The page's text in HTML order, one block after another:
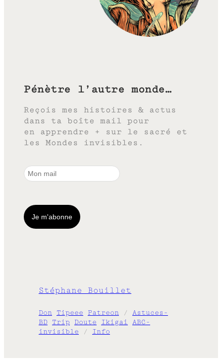
Pénètre l’autre monde…
Reçois mes histoires & actus
dans ta boîte mail pour
en apprendre + sur le sacré et
les Mondes invisibles.
Stéphane Bouillet
Don Tipeee Patreon / Astuces-
BD Trip Doute Ikigai ABC-
invisible / Info